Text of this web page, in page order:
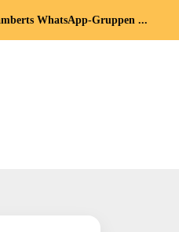
WhatsApp-Gruppen ...